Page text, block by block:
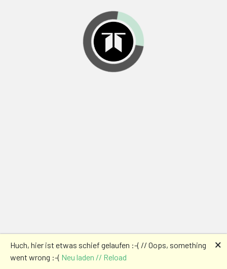
Huch, hier ist etwas schief gelaufen :-( // Oops, something
went wrong :-( Neu laden // Reload
🗙